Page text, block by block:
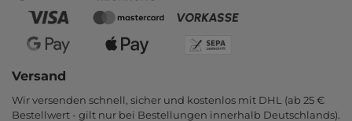
Versand
Wir versenden schnell, sicher und kostenlos mit DHL (ab 25 €
Bestell­wert - gilt nur bei Bestel­lungen inner­halb Deutsch­lands).